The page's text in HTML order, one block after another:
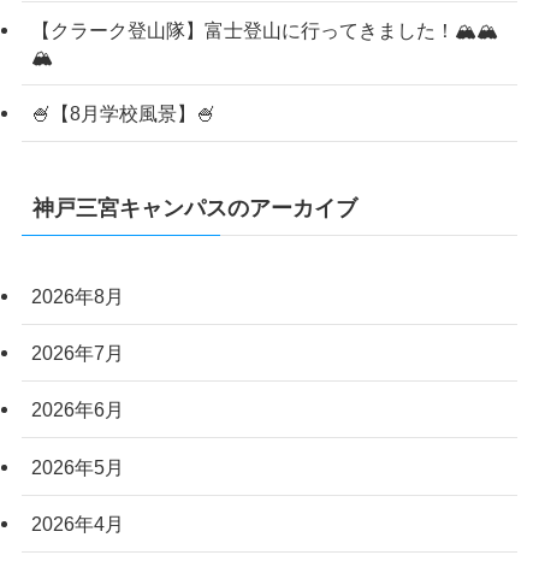
【クラーク登山隊】富士登山に行ってきました！🏔️🏔️
🏔️
🍧【8月学校風景】🍧
神戸三宮キャンパスのアーカイブ
2026年8月
2026年7月
2026年6月
2026年5月
2026年4月